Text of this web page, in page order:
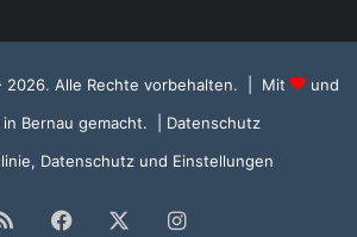
2026. Alle Rechte vorbehalten. | Mit
und
Bernau gemacht.
| Datenschutz
Datenschutz und Einstellungen
RSS Facebook Instagram